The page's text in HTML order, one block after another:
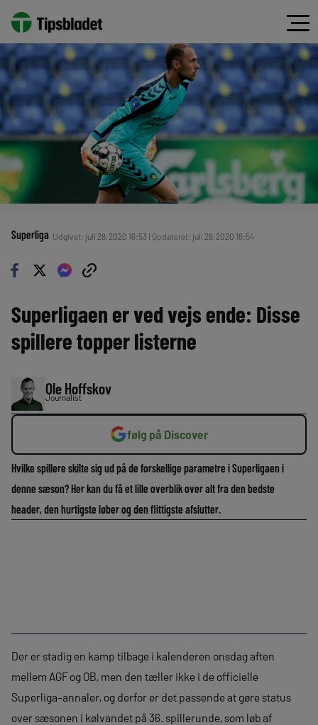
Superliga Udgivet: juli 28, 2020 16:53 | Opdateret: juli 28, 2020 16:54
Superligaen er ved vejs ende: Disse
spillere topper listerne
Ole Hoffskov
Journalist
følg på Discover
Hvilke spillere skilte sig ud på de forskellige parametre i Superligaen i
denne sæson? Her kan du få et lille overblik over alt fra den bedste
header, den hurtigste løber og den flittigste afslutter.
Der er stadig en kamp tilbage i kalenderen onsdag aften
mellem AGF og OB, men den tæller ikke i de officielle
Superliga-annaler, og derfor er det passende at gøre status
over sæsonen i kølvandet på 36. spillerunde, som løb af